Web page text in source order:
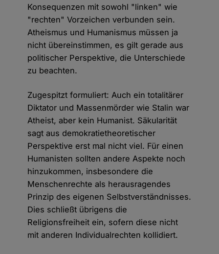
Konsequenzen mit sowohl "linken" wie
"rechten" Vorzeichen verbunden sein.
Atheismus und Humanismus müssen ja
nicht übereinstimmen, es gilt gerade aus
politischer Perspektive, die Unterschiede
zu beachten.
Zugespitzt formuliert: Auch ein totalitärer
Diktator und Massenmörder wie Stalin war
Atheist, aber kein Humanist. Säkularität
sagt aus demokratietheoretischer
Perspektive erst mal nicht viel. Für einen
Humanisten sollten andere Aspekte noch
hinzukommen, insbesondere die
Menschenrechte als herausragendes
Prinzip des eigenen Selbstverständnisses.
Dies schließt übrigens die
Religionsfreiheit ein, sofern diese nicht
mit anderen Individualrechten kollidiert.